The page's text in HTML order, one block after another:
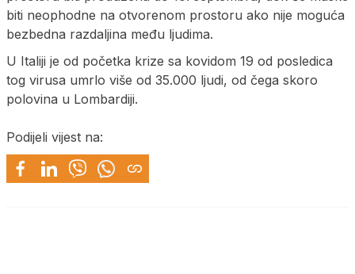
biti neophodne na otvorenom prostoru ako nije moguća
bezbedna razdaljina među ljudima.
U Italiji je od početka krize sa kovidom 19 od posledica
tog virusa umrlo više od 35.000 ljudi, od čega skoro
polovina u Lombardiji.
Podijeli vijest na: